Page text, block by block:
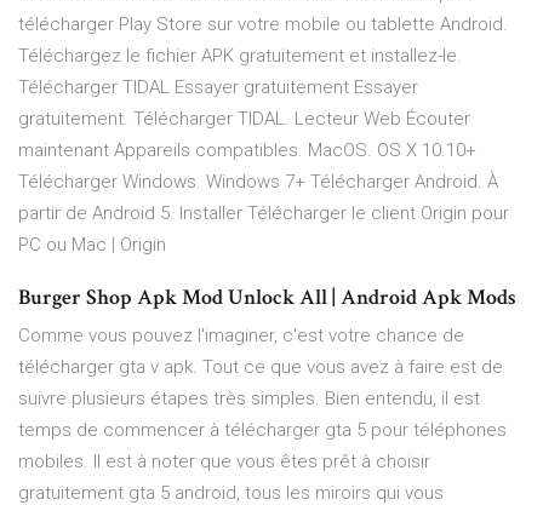
télécharger Play Store sur votre mobile ou tablette Android.
Téléchargez le fichier APK gratuitement et installez-le.
Télécharger TIDAL Essayer gratuitement Essayer
gratuitement. Télécharger TIDAL. Lecteur Web Écouter
maintenant Appareils compatibles. MacOS. OS X 10.10+
Télécharger Windows. Windows 7+ Télécharger Android. À
partir de Android 5. Installer Télécharger le client Origin pour
PC ou Mac | Origin
Burger Shop Apk Mod Unlock All | Android Apk Mods
Comme vous pouvez l'imaginer, c'est votre chance de
télécharger gta v apk. Tout ce que vous avez à faire est de
suivre plusieurs étapes très simples. Bien entendu, il est
temps de commencer à télécharger gta 5 pour téléphones
mobiles. Il est à noter que vous êtes prêt à choisir
gratuitement gta 5 android, tous les miroirs qui vous